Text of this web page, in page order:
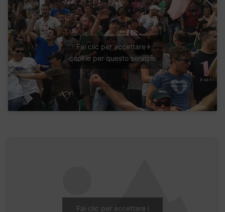
Fai clic per accettare i
cookie per questo servizio
Fai clic per accettare i